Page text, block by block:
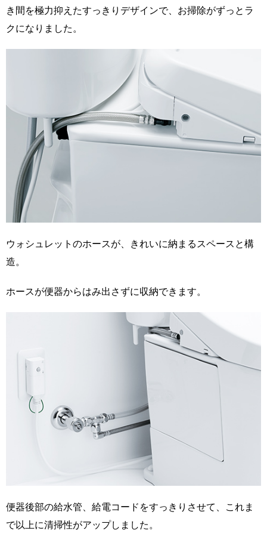
き間を極力抑えたすっきりデザインで、お掃除がずっとラ
クになりました。
ウォシュレットのホースが、きれいに納まるスペースと構
造。
ホースが便器からはみ出さずに収納できます。
便器後部の給水管、給電コードをすっきりさせて、これま
で以上に清掃性がアップしました。